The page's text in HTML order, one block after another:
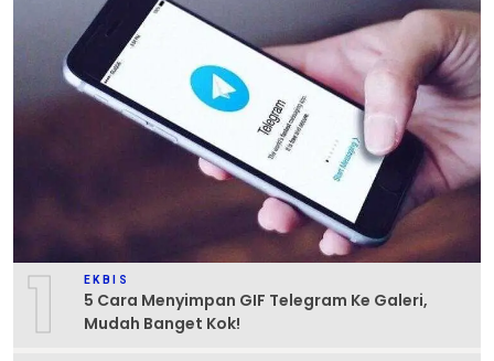
1 EKBIS
5 Cara Menyimpan GIF Telegram Ke Galeri,
Mudah Banget Kok!